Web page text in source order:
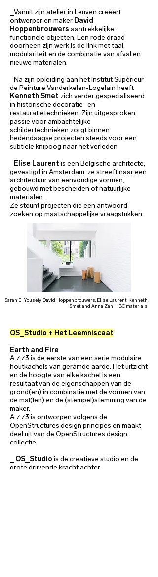
_Vanuit zijn atelier in Leuven creëert
ontwerper en maker David
Hoppenbrouwers aantrekkelijke,
functionele objecten. Een rode draad
doorheen zijn werk is de link met taal,
modulariteit en de combinatie van afval en
nieuwe materialen.
_Na zijn opleiding aan het Institut Supérieur
de Peinture Vanderkelen-Logelain heeft
Kenneth Smet zich verder gespecialiseerd
in historische decoratie- en
restauratietechnieken. Zijn uitgesproken
passie voor ambachtelijke
schildertechnieken zorgt binnen
hedendaagse projecten steeds voor een
subtiele knipoog naar het verleden.
Elise Laurent is een Belgische architecte,
gevestigd in Amsterdam, ze streeft naar een
architectuur van eenvoudige vormen,
gebouwd met bescheiden of natuurlijke
materialen.
Ze steunt projecten die een antwoord
zoeken op maatschappelijke vraagstukken.
Sarah El Yousefy, David Hoppenbrouwers, Elise Laurent, Kenneth
Smet and Anna Zan + BC materials
OS_Studio + Het Leemniscaat
Earth and Fire
A.773 is de eerste van een serie modulaire
houtkachels van geramde aarde. Het uitzicht
en de hoogte van elke kachel is een
resultaat van de eigenschappen van de
grond(en) in combinatie met de vormen van
de mal(len) en de (stempel)stemming van de
maker.
A.773 is ontworpen volgens de
OpenStructures design principes en maakt
deel uit van de OpenStructures design
collectie.
OS_Studio is de creatieve studio en de
grote drijvende kracht achter